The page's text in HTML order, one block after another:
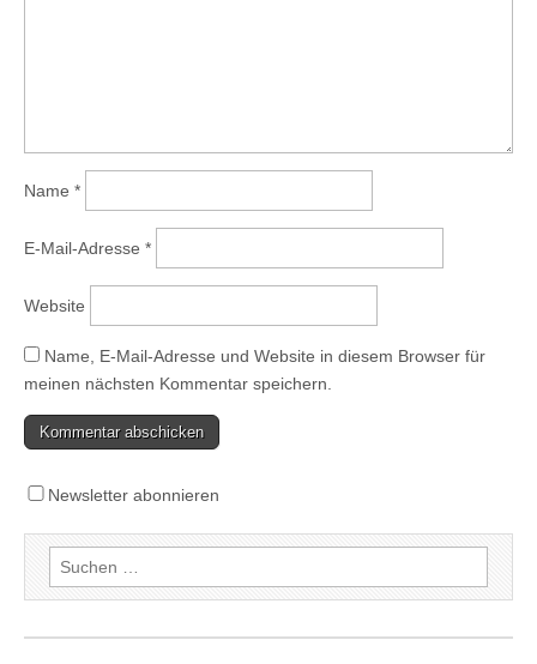
Name *
E-Mail-Adresse *
Website
Name, E-Mail-Adresse und Website in diesem Browser für
meinen nächsten Kommentar speichern.
Newsletter abonnieren
Suchen
nach: